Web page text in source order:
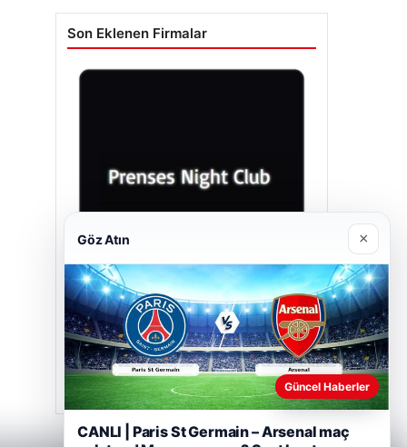
Son Eklenen Firmalar
Prenses Night Club
Nisan 29, 2026
Göz Atın ×
Güncel Haberler
CANLI | Paris St Germain – Arsenal maç